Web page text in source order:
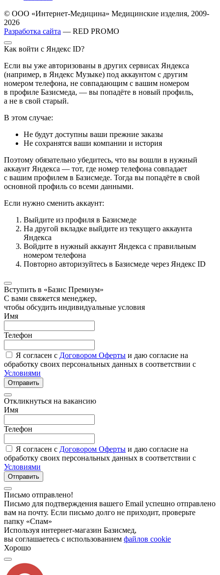
© ООО «Интернет-Медицина» Медицинские изделия, 2009-
2026
Разработка сайта — RED PROMO
Как войти с Яндекс ID?
Если вы уже авторизованы в других сервисах Яндекса
(например, в Яндекс Музыке) под аккаунтом с другим
номером телефона, не совпадающим с вашим номером
в профиле Базисмеда, — вы попадёте в новый профиль,
а не в свой старый.
В этом случае:
Не будут доступны ваши прежние заказы
Не сохранятся ваши компании и история
Поэтому обязательно убедитесь, что вы вошли в нужный
аккаунт Яндекса — тот, где номер телефона совпадает
с вашим профилем в Базисмеде. Тогда вы попадёте в свой
основной профиль со всеми данными.
Если нужно сменить аккаунт:
Выйдите из профиля в Базисмеде
На другой вкладке выйдите из текущего аккаунта
Яндекса
Войдите в нужный аккаунт Яндекса с правильным
номером телефона
Повторно авторизуйтесь в Базисмеде через Яндекс ID
Вступить в «Базис Премиум»
С вами свяжется менеджер,
чтобы обсудить индивидуальные условия
Имя
Телефон
Я согласен с Договором Оферты и даю согласие на
обработку своих персональных данных в соответствии с
Условиями
Отправить
Откликнуться на вакансию
Имя
Телефон
Я согласен с Договором Оферты и даю согласие на
обработку своих персональных данных в соответствии с
Условиями
Отправить
Письмо отправлено!
Письмо для подтверждения вашего Email успешно отправлено
вам на почту. Если письмо долго не приходит, проверьте
папку «Спам»
Используя интернет-магазин Базисмед,
вы соглашаетесь с использованием файлов cookie
Хорошо